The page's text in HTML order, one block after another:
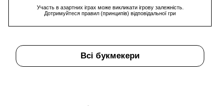
Участь в азартних іграх може викликати ігрову залежність.
Дотримуйтеся правил (принципів) відповідальної гри
Всі букмекери